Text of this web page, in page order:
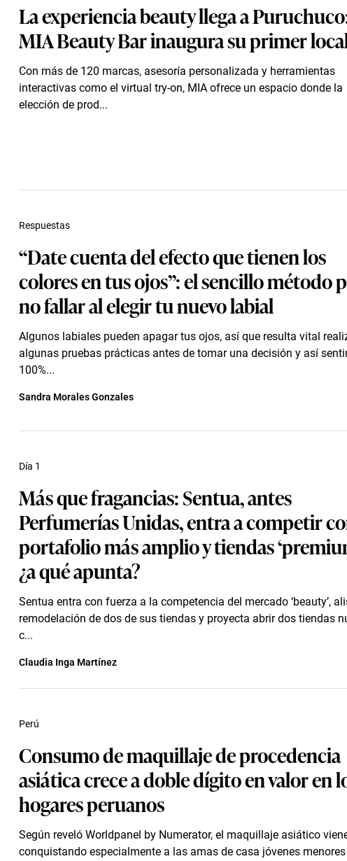
La experiencia beauty llega a
MIA Beauty Bar inaugura su primer
Con más de 120 marcas, asesoría personalizada y herramientas
interactivas como el virtual try-on, MIA ofrece un espacio donde la
elección de prod...
“Date cuenta del efecto que tienen los
colores en tus ojos”: el sencillo método
no fallar al elegir tu nuevo labial
Algunos labiales pueden apagar tus ojos, así que resulta vital
algunas pruebas prácticas antes de tomar una decisión y así
100%...
Respuestas
Sandra Morales Gonzales
Más que fragancias: Sentua, antes
Perfumerías Unidas, entra a competir
portafolio más amplio y tiendas
¿a qué apunta?
Sentua entra con fuerza a la competencia del mercado ‘beauty’,
remodelación de dos de sus tiendas y proyecta abrir dos tiendas
c...
Día 1
Claudia Inga Martínez
Consumo de maquillaje de procedencia
asiática crece a doble dígito en valor en
hogares peruanos
Según reveló Worldpanel by Numerator, el maquillaje asiático
conquistando especialmente a las amas de casa jóvenes
Perú